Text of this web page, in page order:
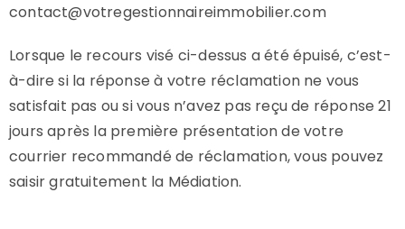
contact@votregestionnaireimmobilier.com
Lorsque le recours visé ci-dessus a été épuisé, c’est-
à-dire si la réponse à votre réclamation ne vous
satisfait pas ou si vous n’avez pas reçu de réponse 21
jours après la première présentation de votre
courrier recommandé de réclamation, vous pouvez
saisir gratuitement la Médiation.